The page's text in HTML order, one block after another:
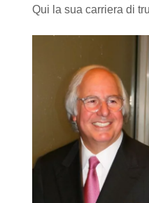
Qui la sua carriera di